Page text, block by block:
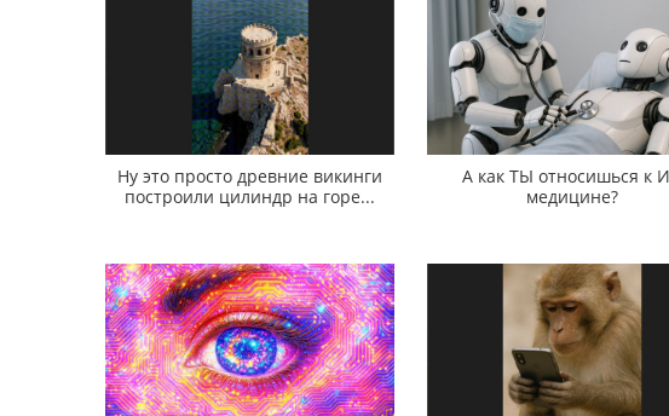
Ну это просто древние викинги
построили цилиндр на горе...
А как ТЫ относишься к
медицине?